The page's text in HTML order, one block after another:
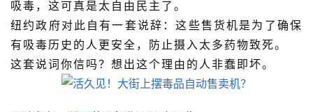
吸毒，这可真是太自由民主了。
纽约政府对此自有一套说辞：这些售货机是为了确保
有吸毒历史的人更安全，防止摄入太多药物致死。
这套说词你信吗？想出这个理由的人非蠢即坏。